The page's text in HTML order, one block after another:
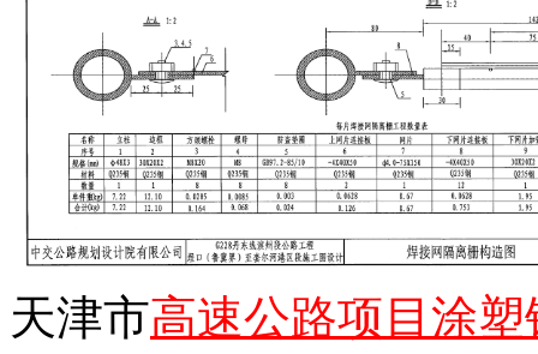
天津市高速公路项目涂